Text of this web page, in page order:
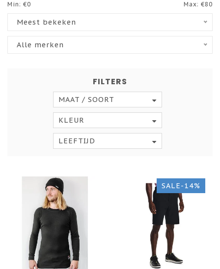
Min: €0 Max: €80
Meest bekeken
Alle merken
FILTERS
MAAT / SOORT
KLEUR
LEEFTIJD
SALE-14%